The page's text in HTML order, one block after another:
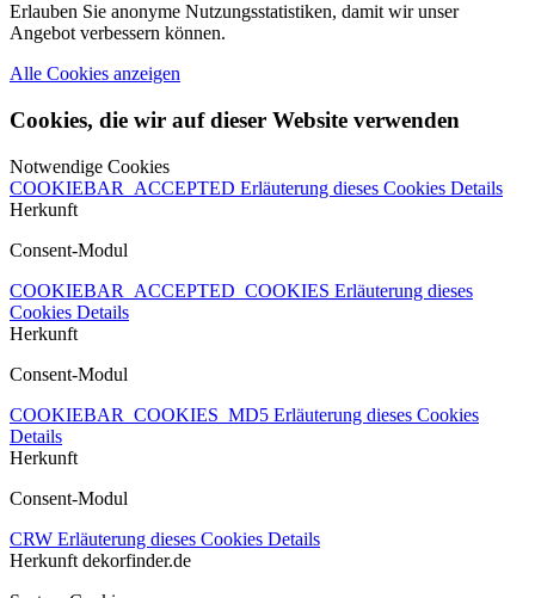
Erlauben Sie anonyme Nutzungsstatistiken, damit wir unser
Angebot verbessern können.
Alle Cookies anzeigen
Cookies, die wir auf dieser Website verwenden
Notwendige Cookies
COOKIEBAR_ACCEPTED Erläuterung dieses Cookies Details
Herkunft
Consent-Modul
COOKIEBAR_ACCEPTED_COOKIES Erläuterung dieses
Cookies Details
Herkunft
Consent-Modul
COOKIEBAR_COOKIES_MD5 Erläuterung dieses Cookies
Details
Herkunft
Consent-Modul
CRW Erläuterung dieses Cookies Details
Herkunft dekorfinder.de